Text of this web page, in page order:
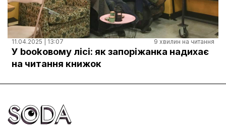
Редакційна політика
Правила використання матеріалів
Документи
11.04.2025 | 13:07 9 хвилин на читання
У bookовому лісі: як запоріжанка надихає
на читання книжок